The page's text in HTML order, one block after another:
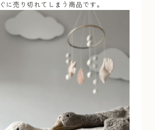
に売り切れてしまう商品です。